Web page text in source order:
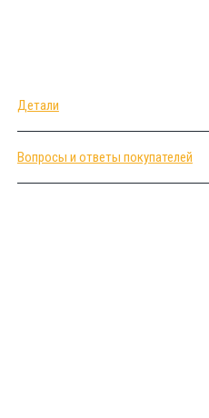
Детали
Вопросы и ответы покупателей